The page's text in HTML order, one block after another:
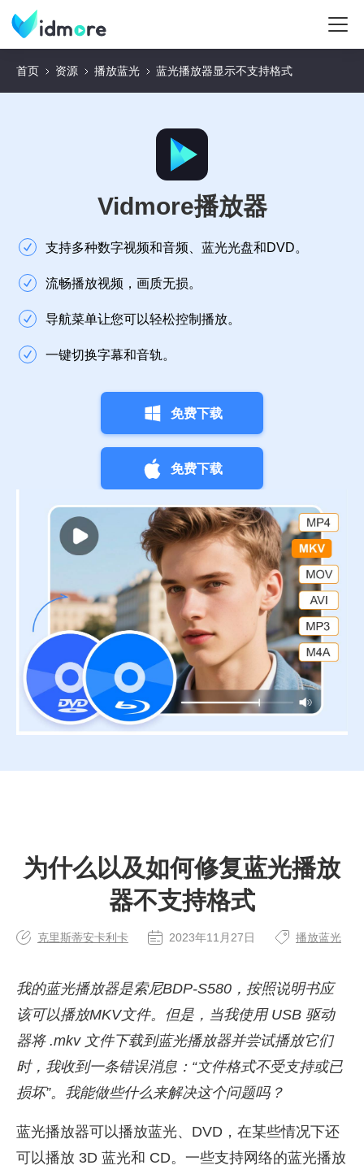
首页 资源 播放蓝光 蓝光播放器显示不支持格式
Vidmore播放器
支持多种数字视频和音频、蓝光光盘和DVD。
流畅播放视频，画质无损。
导航菜单让您可以轻松控制播放。
一键切换字幕和音轨。
免费下载
免费下载
为什么以及如何修复蓝光播放
器不支持格式
克里斯蒂安卡利卡 2023年11月27日 播放蓝光
我的蓝光播放器是索尼BDP-S580，按照说明书应
该可以播放MKV文件。但是，当我使用 USB 驱动
器将 .mkv 文件下载到蓝光播放器并尝试播放它们
时，我收到一条错误消息：“文件格式不受支持或已
损坏”。我能做些什么来解决这个问题吗？
蓝光播放器可以播放蓝光、DVD，在某些情况下还
可以播放 3D 蓝光和 CD。一些支持网络的蓝光播放